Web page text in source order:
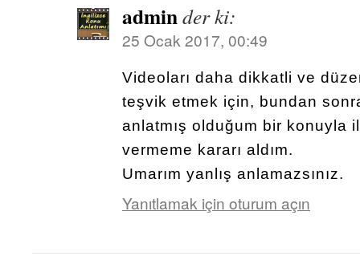
adminder ki:
25 Ocak 2017, 00:49
Videoları daha dikkatli ve
teşvik etmek için, bundan
anlatmış olduğum bir konuyla
vermeme kararı aldım.
Umarım yanlış anlamazsınız.
Yanıtlamak için oturum açın